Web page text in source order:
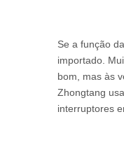
Se a função
importado.
bom, mas às
Zhongtang
interruptores